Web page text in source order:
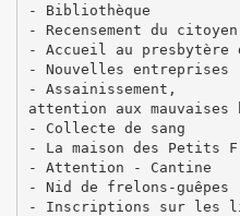
‐ Bibliothèque
‐ Recensement du citoyen
‐ Accueil au presbytère
‐ Nouvelles entreprises
‐ Assainissement,
attention aux mauvaises
‐ Collecte de sang
‐ La maison des Petits
‐ Attention ‐ Cantine
‐ Nid de
‐ Inscriptions sur les